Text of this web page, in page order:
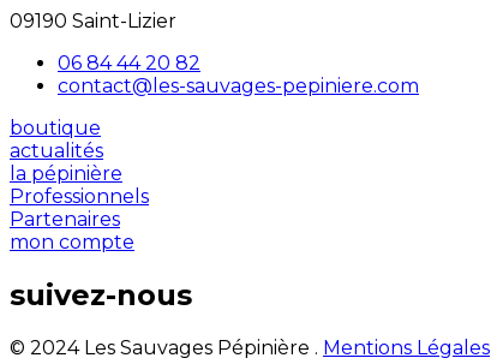
09190 Saint-Lizier
06 84 44 20 82
contact@les-sauvages-pepiniere.com
boutique
actualités
la pépinière
Professionnels
Partenaires
mon compte
suivez-nous
© 2024 Les Sauvages Pépinière . Mentions Légales